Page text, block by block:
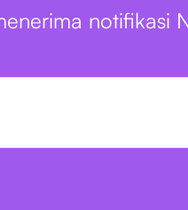
notifikasi